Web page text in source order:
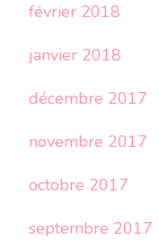
février 2018
janvier 2018
décembre 2017
novembre 2017
octobre 2017
septembre 2017